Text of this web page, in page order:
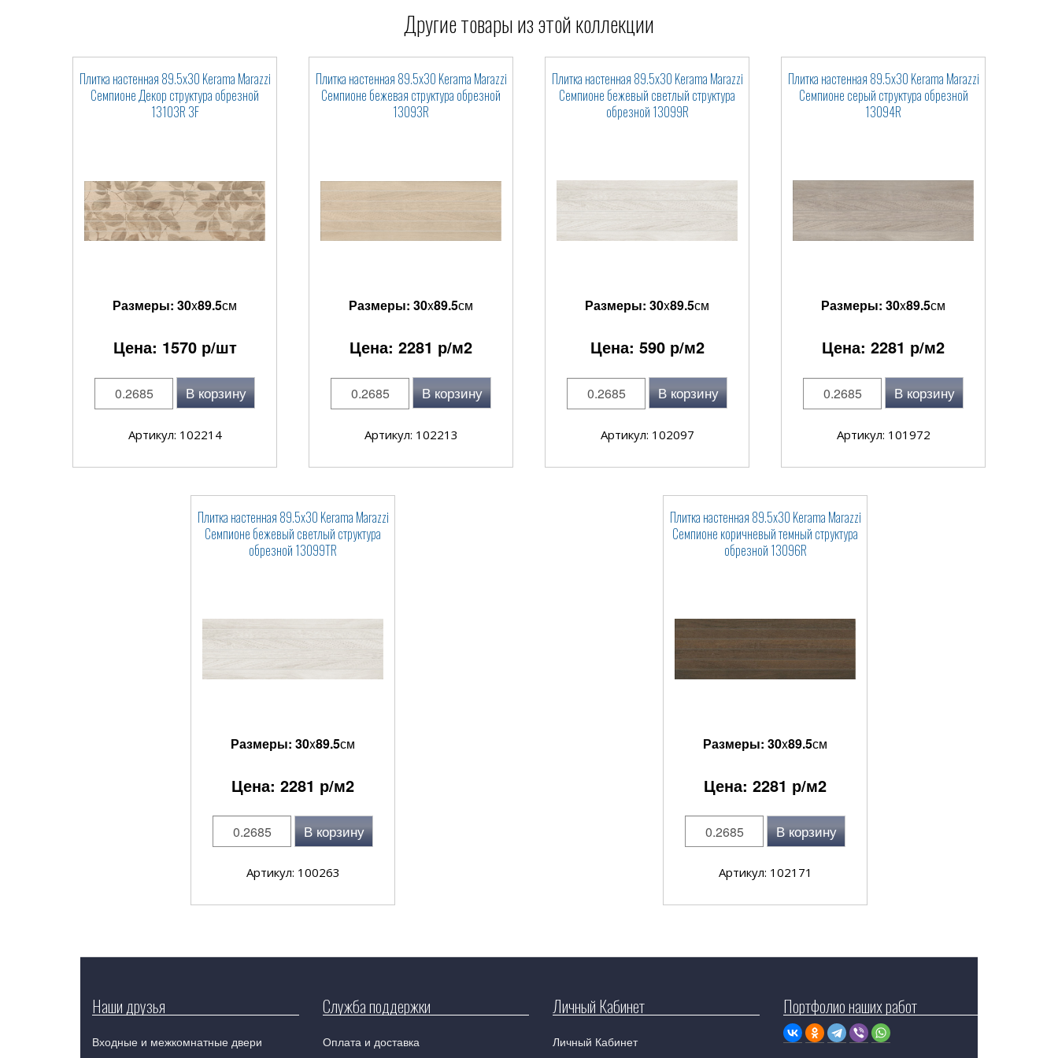
Другие товары из этой коллекции
Плитка настенная 89.5x30 Kerama Marazzi
Семпионе Декор структура обрезной
13103R 3F
Размеры: 30x89.5см
Цена: 1570р/шт
В корзину
Артикул: 102214
Плитка настенная 89.5x30 Kerama Marazzi
Семпионе бежевая структура обрезной
13093R
Размеры: 30x89.5см
Цена: 2281 р/м2
В корзину
Артикул: 102213
Плитка настенная 89.5x30 Kerama Marazzi
Семпионе бежевый светлый структура
обрезной 13099R
Размеры: 30x89.5см
Цена: 590р/м2
В корзину
Артикул: 102097
Плитка настенная 89.5x30 Kerama Marazzi
Семпионе серый структура обрезной
13094R
Размеры: 30x89.5см
Цена: 2281 р/м2
В корзину
Артикул: 101972
Плитка настенная 89.5x30 Kerama Marazzi
Семпионе бежевый светлый структура
обрезной 13099TR
Размеры: 30x89.5см
Цена: 2281 р/м2
В корзину
Артикул: 100263
Плитка настенная 89.5x30 Kerama Marazzi
Семпионе коричневый темный структура
обрезной 13096R
Размеры: 30x89.5см
Цена: 2281 р/м2
В корзину
Артикул: 102171
Наши друзья
Входные и межкомнатные двери
Служба поддержки
Оплата и доставка
Личный Кабинет
Личный Кабинет
Портфолио наших работ